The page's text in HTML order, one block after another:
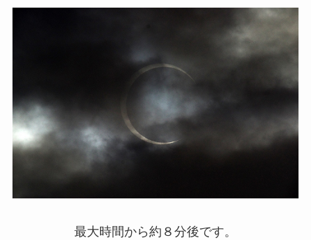
最大時間から約８分後です。